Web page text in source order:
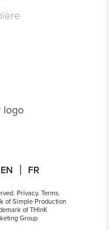
EN FR
Privacy. Terms.
ofSimple Production
ofTHInK
Group